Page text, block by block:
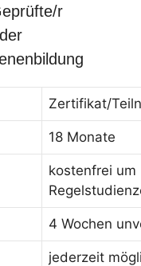
r
Zertifikat/
18 Monate
kostenfrei um
4 Wochen
jederzeit